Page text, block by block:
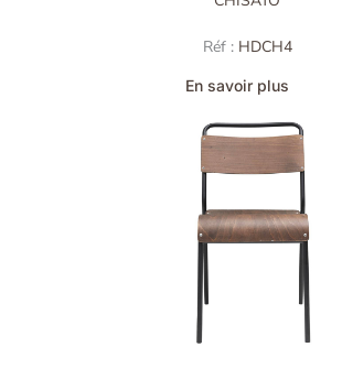
Réf : HDCH4
En savoir plus